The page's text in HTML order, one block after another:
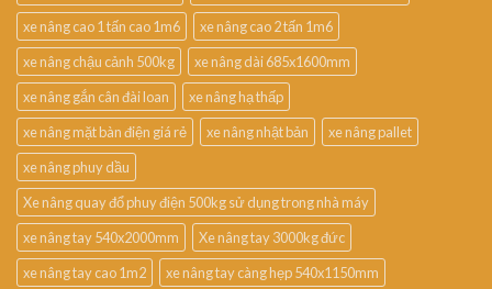
xe nâng cao 1 tấn cao 1m6
xe nâng cao 2 tấn 1m6
xe nâng chậu cảnh 500kg
xe nâng dài 685x1600mm
xe nâng gắn cân đài loan
xe nâng hạ thấp
xe nâng mặt bàn điện giá rẻ
xe nâng nhật bản
xe nâng pallet
xe nâng phuy dầu
Xe nâng quay đổ phuy điện 500kg sử dụng trong nhà máy
xe nâng tay 540x2000mm
Xe nâng tay 3000kg đức
xe nâng tay cao 1m2
xe nâng tay càng hẹp 540x1150mm